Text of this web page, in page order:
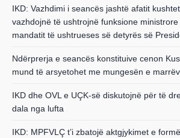
IKD: Vazhdimi i seancës jashtë afatit
vazhdojnë të ushtrojnë funksione
mandatit të ushtrueses së detyrës së
Ndërprerja e seancës konstituive cenon
mund të arsyetohet me mungesën e
IKD dhe OVL e UÇK-së diskutojnë për të
dala nga lufta
IKD: MPFVLÇ t’i zbatojë aktgjykimet e